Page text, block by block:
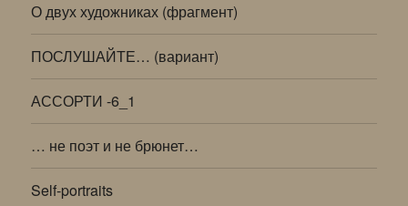
О двух художниках (фрагмент)
ПОСЛУШАЙТЕ… (вариант)
АССОРТИ -6_1
… не поэт и не брюнет…
Self-portraits